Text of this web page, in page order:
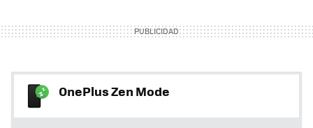
OnePlus Zen Mode